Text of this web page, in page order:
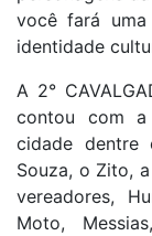
você fará
identidade
A 2°
contou com a
cidade
Souza, o Zito,
vereadores,
Moto,